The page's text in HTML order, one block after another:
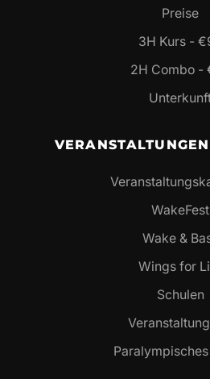
Preise
3H Kurs -
2H Combo -
WakeFest
Wake &
Wings for
Schulen